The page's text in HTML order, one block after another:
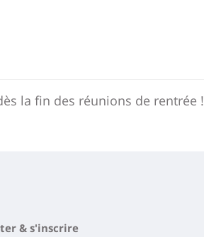
la fin des réunions de rentrée !
& s'inscrire